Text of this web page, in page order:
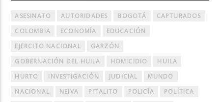
ASESINATO AUTORIDADES BOGOTÁ
CAPTURADOS
COLOMBIA
ECONOMÍA
EDUCACIÓN
EJERCITO NACIONAL
GARZÓN
GOBERNACIÓN DEL HUILA
HOMICIDIO
HUILA
HURTO
INVESTIGACIÓN JUDICIAL
MUNDO
NACIONAL
NEIVA PITALITO POLICÍA
POLÍTICA